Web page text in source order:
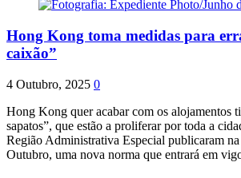
Hong Kong toma medidas para
caixão”
4 Outubro, 2025 0
Hong Kong quer acabar com os alojamentos
sapatos”, que estão a proliferar por toda a
Região Administrativa Especial publicaram
Outubro, uma nova norma que entrará em